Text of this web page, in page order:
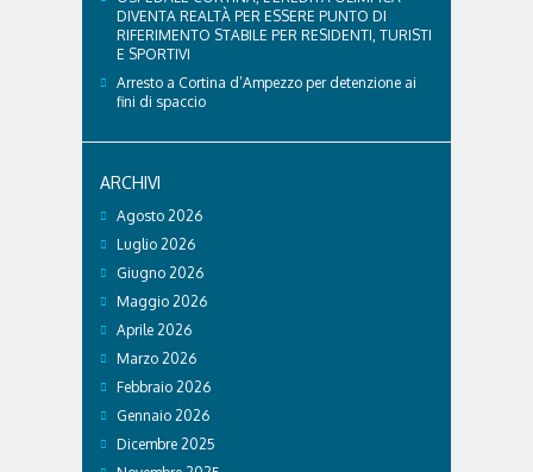
DIVENTA REALTÀ PER ESSERE PUNTO DI
RIFERIMENTO STABILE PER RESIDENTI, TURISTI
E SPORTIVI
Arresto a Cortina d’Ampezzo per detenzione ai
fini di spaccio
ARCHIVI
Agosto 2026
Luglio 2026
Giugno 2026
Maggio 2026
Aprile 2026
Marzo 2026
Febbraio 2026
Gennaio 2026
Dicembre 2025